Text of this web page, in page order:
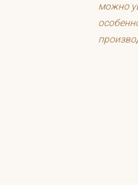
можно